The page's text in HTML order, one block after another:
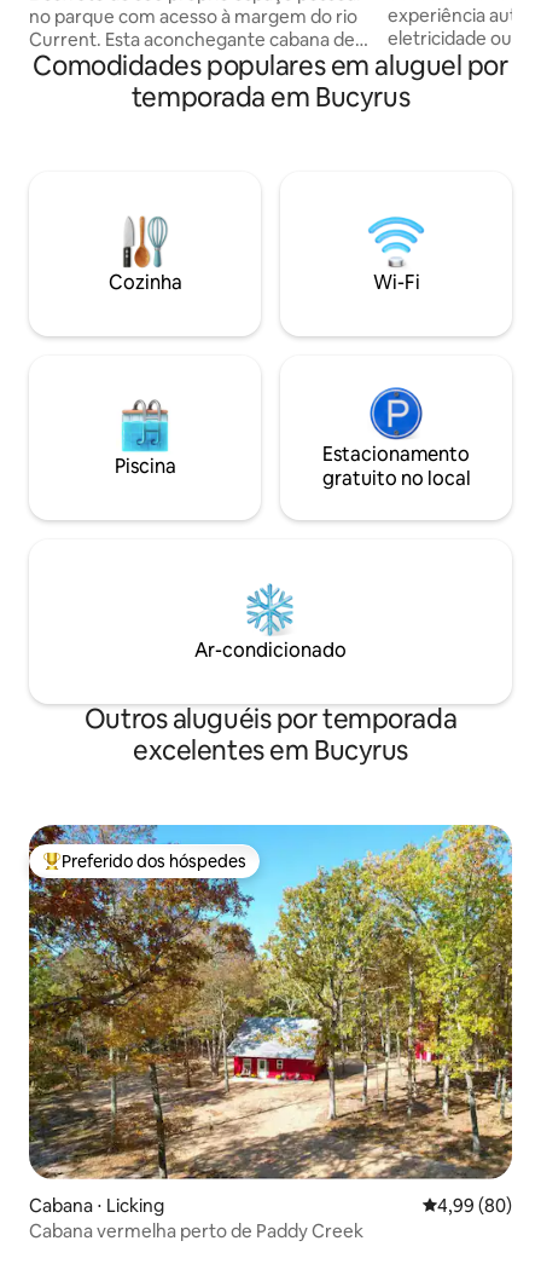
no parque com acesso à margem do rio
Current. Esta aconchegante cabana de
três quartos e um banheiro está situada
de forma única em 3 acres dentro dos
limites do Parque Nacional, nos
flutuação, nadar nas águas límpidas e
frescas do rio Current, relaxar junto à
fogueira à beira do rio ou simplesmente
sentar-se no deck e apreciar as belezas
Riverways
experiência
eletricidade ou
descarga, mas
água quente
externo, toda a
quatro rodas ou
duas rodas de
cabana.
na chegada para
Comodidades populares em aluguel por
temporada em Bucyrus
Cozinha Wi-Fi
Piscina
Estacionamento
gratuito no local
Ar-condicionado
Outros aluguéis por temporada
excelentes em Bucyrus
Entre os melhores preferidos dos hóspedes
Preferido dos hóspedes
Cabana ⋅ Licking 4,99 de uma
4,99 (80)
Cabana vermelha perto de Paddy Creek